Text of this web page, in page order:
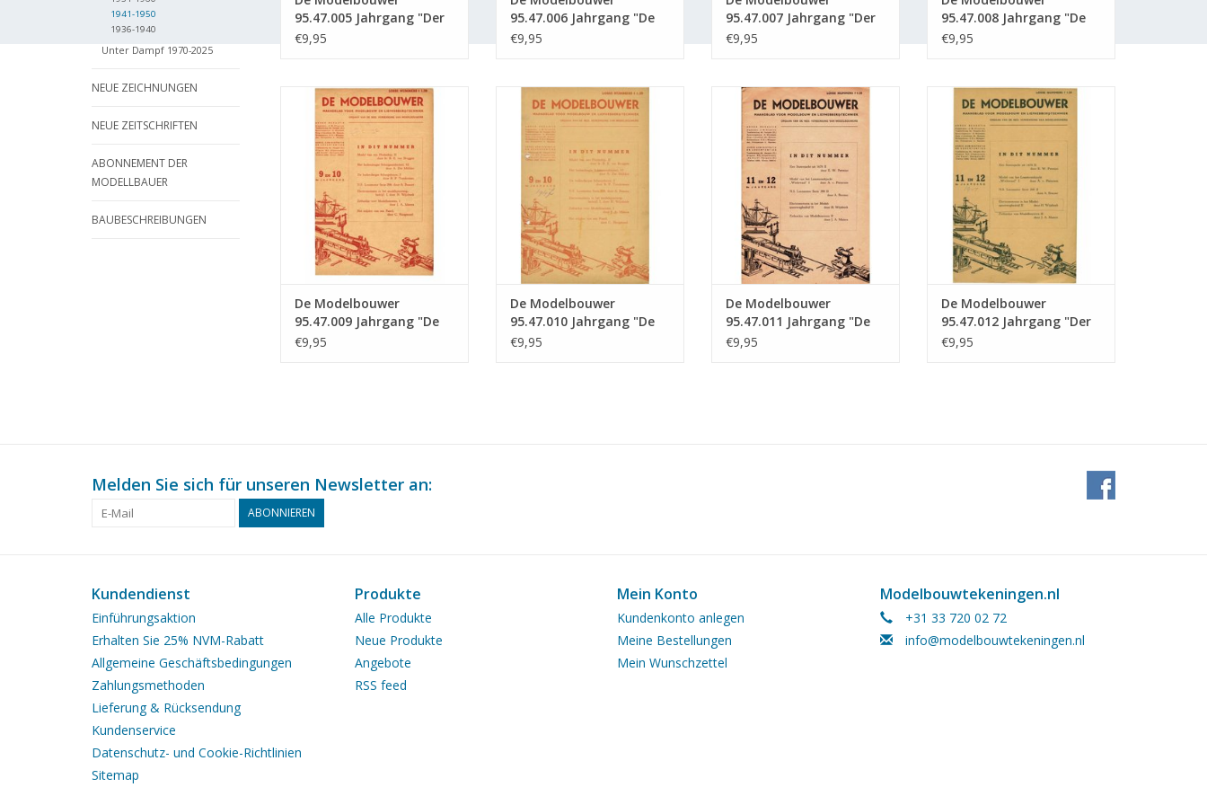
1941-1950
1936-1940
Unter Dampf 1970-2025
NEUE ZEICHNUNGEN
NEUE ZEITSCHRIFTEN
ABONNEMENT DER
MODELLBAUER
BAUBESCHREIBUNGEN
95.47.005 Jahrgang "Der
Modellbauer" Ausgabe :
€9,95
95.47.006 Jahrgang "De
Modelbouwer" Ausgabe :
€9,95
95.47.007 Jahrgang "Der
Modellbauer" Ausgabe :
€9,95
95.47.008 Jahrgang "De
Modelbouwer" Ausgabe :
€9,95
De Modelbouwer 95.47.009
Jahrgang "De Modelbouwer"
Ausgabe : 47.009 (PDF)
ZUM WARENKORB HINZUFÜGEN
De Modelbouwer
95.47.009 Jahrgang "De
Modelbouwer" Ausgabe :
€9,95
De Modelbouwer 95.47.010
Jahrgang "De Modelbouwer"
Ausgabe : 47.010 (PDF)
ZUM WARENKORB HINZUFÜGEN
De Modelbouwer
95.47.010 Jahrgang "De
Modelbouwer" Ausgabe :
€9,95
De Modelbouwer 95.47.011
Jahrgang "De Modelbouwer"
Ausgabe : 47.011 (PDF)
ZUM WARENKORB HINZUFÜGEN
De Modelbouwer
95.47.011 Jahrgang "De
Modelbouwer" Ausgabe :
€9,95
De Modelbouwer 95.47.012
Jahrgang "Der Modellbauer"
Ausgabe : 47.012 (PDF)
ZUM WARENKORB HINZUFÜGEN
De Modelbouwer
95.47.012 Jahrgang "Der
Modellbauer" Ausgabe :
€9,95
Melden Sie sich für unseren Newsletter an:
ABONNIEREN
Kundendienst
Einführungsaktion
Erhalten Sie 25% NVM-Rabatt
Allgemeine Geschäftsbedingungen
Zahlungsmethoden
Lieferung & Rücksendung
Kundenservice
Datenschutz- und Cookie-Richtlinien
Sitemap
Produkte
Alle Produkte
Neue Produkte
Angebote
RSS feed
Mein Konto
Kundenkonto anlegen
Meine Bestellungen
Mein Wunschzettel
Modelbouwtekeningen.nl
+31 33 720 02 72
info@modelbouwtekeningen.nl